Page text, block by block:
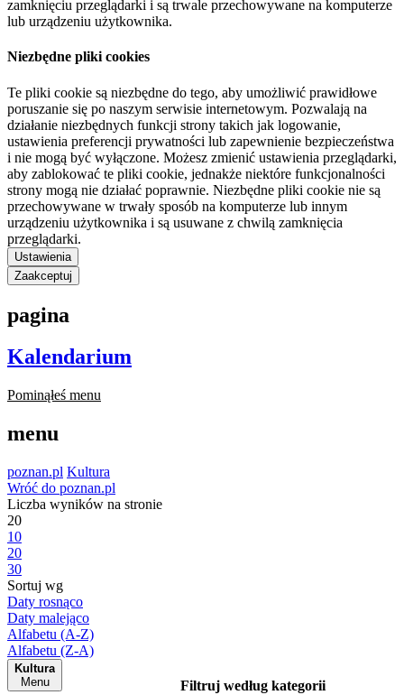
zamknięciu przeglądarki i są trwale przechowywane na komputerze
lub urządzeniu użytkownika.
Niezbędne pliki cookies
Te pliki cookie są niezbędne do tego, aby umożliwić prawidłowe
poruszanie się po naszym serwisie internetowym. Pozwalają na
działanie niezbędnych funkcji strony takich jak logowanie,
ustawienia preferencji prywatności lub zapewnienie bezpieczeństwa
i nie mogą być wyłączone. Możesz zmienić ustawienia przeglądarki,
aby zablokować te pliki cookie, jednakże niektóre funkcjonalności
strony mogą nie działać poprawnie. Niezbędne pliki cookie nie są
przechowywane w trwały sposób na komputerze lub innym
urządzeniu użytkownika i są usuwane z chwilą zamknięcia
przeglądarki.
Ustawienia
Zaakceptuj
pagina
Kalendarium
Pominąłeś menu
menu
poznan.pl Kultura
Wróć do poznan.pl
Liczba wyników na stronie
20
10
20
30
Sortuj wg
Daty rosnąco
Daty malejąco
Alfabetu (A-Z)
Alfabetu (Z-A)
Kultura
Menu
Filtruj według kategorii